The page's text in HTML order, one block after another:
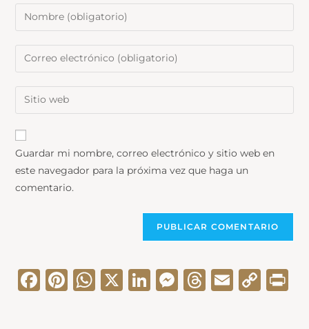
Guardar mi nombre, correo electrónico y sitio web en
este navegador para la próxima vez que haga un
comentario.
F
a
Pi
nt
W
h
X Li
n
M
e
T
hr
E
m
C
o